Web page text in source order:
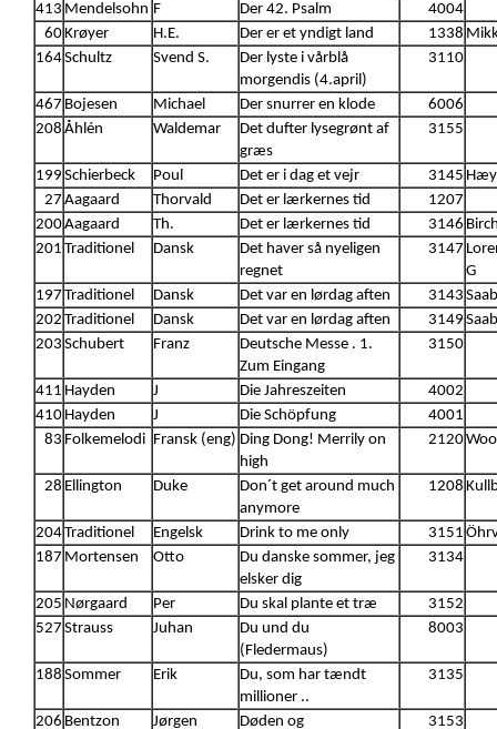
413 Mendelsohn F Der 42. Psalm
4004
60Krøyer H.E. Der er et yndigt land 1338
164Schultz Svend S.
Der lyste i vårblå
morgendis (4.april)
3110
467 Bojesen Michael Der snurrer en klode
6006
208 Åhlén Waldemar
Det dufter lysegrønt af
græs
3155
199 Schierbeck Poul Det er i dag et vejr 3145
27 Aagaard Thorvald Det er lærkernes tid
1207
200Aagaard Th. Det er lærkernes tid 3146
201 Traditionel Dansk
Det haver så nyeligen
regnet
3147
G
197 Traditionel Dansk Det var en lørdag aften 3143
202 Traditionel Dansk Det var en lørdag aften 3149
203 Schubert Franz
Deutsche Messe . 1.
Zum Eingang
3150
411 Hayden J Die Jahreszeiten
4002
410 Hayden J Die Schöpfung
4001
83 Folkemelodi Fransk (eng) Ding Dong! Merrily on
high
2120
28 Ellington Duke
Don´t get around much
anymore
1208
204Traditionel Engelsk Drink to me only 3151
187 Mortensen Otto
Du danske sommer, jeg
elsker dig
3134
205 Nørgaard Per Du skal plante et træ
3152
527 Strauss Juhan
Du und du
(Fledermaus)
8003
188 Sommer Erik
Du, som har tændt
millioner ..
3135
206 Bentzon Jørgen Døden og 3153